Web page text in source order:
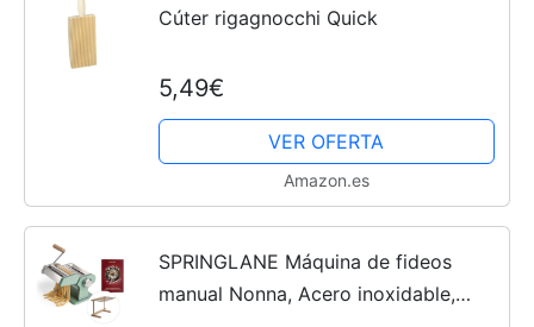
Cúter rigagnocchi Quick
5,49€
VER OFERTA
Amazon.es
SPRINGLANE Máquina de fideos
manual Nonna, Acero inoxidable,